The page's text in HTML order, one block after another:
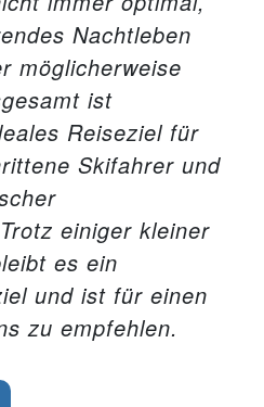
Nachtleben
möglicherweise
ist
Reiseziel für
Skifahrer und
einiger kleiner
es ein
und ist für einen
zu empfehlen.